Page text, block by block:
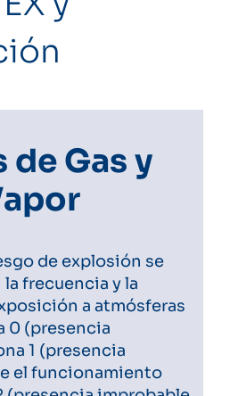
de Gas y
de explosión se
frecuencia y la
a atmósferas
0 (presencia
1 (presencia
el funcionamiento